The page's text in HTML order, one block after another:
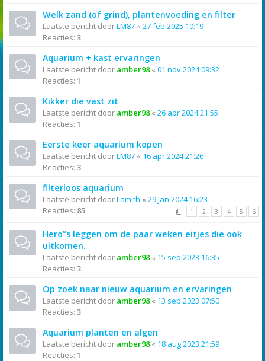
Welk zand (of grind), plantenvoeding en filter
Laatste bericht doorLM87 « 27 feb 2025 10:19
Reacties: 3
Aquarium + kast ervaringen
Laatste bericht door amber98« 01 nov 2024 09:32
Reacties: 1
Kikker die vast zit
Laatste bericht door amber98« 26 apr 2024 21:55
Reacties: 1
Eerste keer aquarium kopen
Laatste bericht doorLM87 « 16 apr 2024 21:26
Reacties: 3
filterloos aquarium
Laatste bericht doorLamith « 29 jan 2024 16:23
Reacties: 85 1 2 3 4 5 6
Hero”s leggen om de paar weken eitjes die ook
uitkomen.
Laatste bericht door amber98« 15 sep 2023 16:35
Reacties: 3
Op zoek naar nieuw aquarium en ervaringen
Laatste bericht door amber98« 13 sep 2023 07:50
Reacties: 3
Aquarium planten en algen
Laatste bericht door amber98« 18 aug 2023 21:59
Reacties: 1